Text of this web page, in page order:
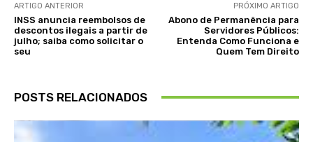
ARTIGO ANTERIOR
INSS anuncia reembolsos de
descontos ilegais a partir de
julho; saiba como solicitar o
seu
PRÓXIMO ARTIGO
Abono de Permanência para
Servidores Públicos:
Entenda Como Funciona e
Quem Tem Direito
POSTS RELACIONADOS